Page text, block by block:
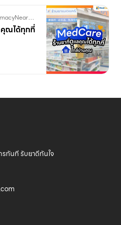
คลองเตย ดูแลสุขภาพ ราคาส่ง
ณได้ทุกที่
ทันที รับยาดีทันใจ